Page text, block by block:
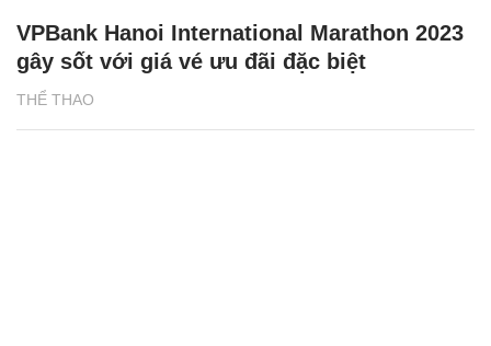
THỂ THAO
VPBank Hanoi International Marathon 2023
gây sốt với giá vé ưu đãi đặc biệt